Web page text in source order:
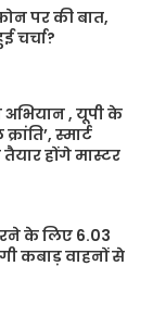
पर की बात,
चर्चा?
अभियान , यूपी के
स्मार्ट
होंगे मास्टर
के लिए 6.03
कबाड़ वाहनों से